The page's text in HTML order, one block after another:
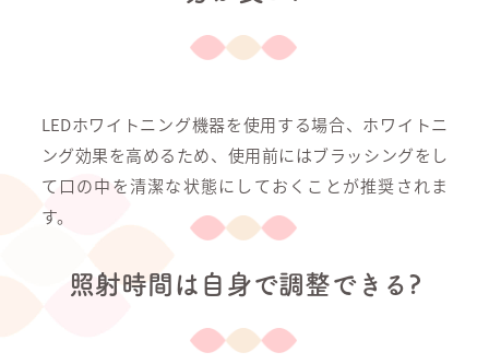
LEDホワイトニング機器を使用する場合、ホワイトニ
ング効果を高めるため、使用前にはブラッシングをし
て口の中を清潔な状態にしておくことが推奨されま
す。
照射時間は自身で調整できる?